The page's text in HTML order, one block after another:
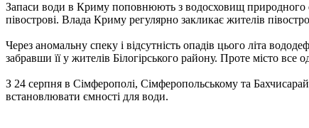
Запаси води в Криму поповнюють з водосховищ природного
півострові. Влада Криму регулярно закликає жителів
Через аномальну спеку і відсутність опадів цього літа
забравши її у жителів Білогірського району. Проте місто все
З 24 серпня в Сімферополі, Сімферопольському та
встановлювати ємності для води.